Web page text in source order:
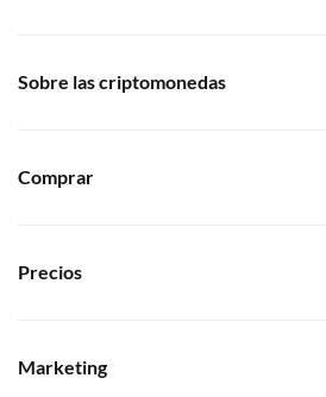
Sobre las criptomonedas
Comprar
Precios
Marketing